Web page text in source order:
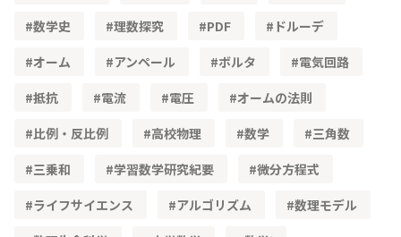
数学史
理数探究 PDF
ドルーデ
オーム
アンペール ボルタ
電気回路
抵抗
電流 電圧
オームの法則
比例・反比例
高校物理 数学
三角数
三乗和
学習数学研究紀要
微分方程式
ライフサイエンス
アルゴリズム
数理モデル